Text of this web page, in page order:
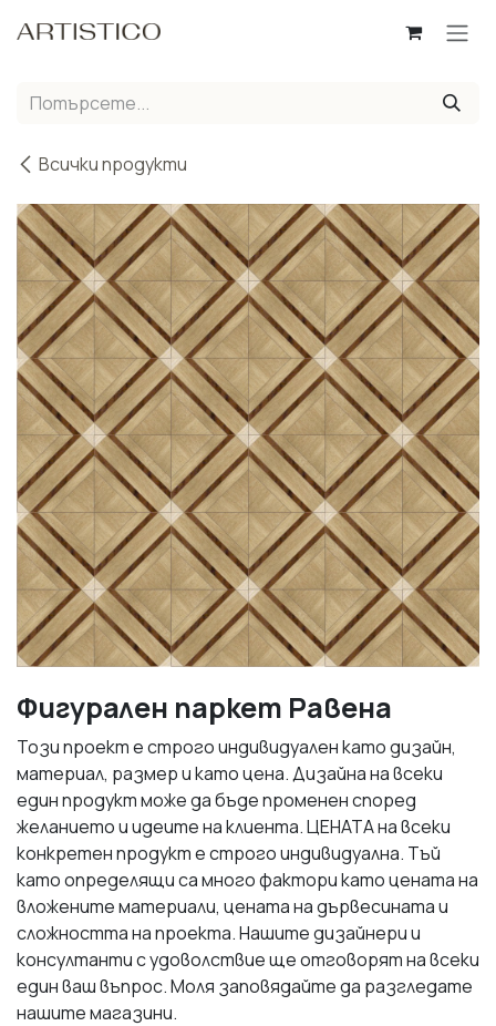
Всички продукти
Фигурален паркет Равена
Този проект е строго индивидуален като дизайн,
материал, размер и като цена. Дизайна на всеки
един продукт може да бъде променен според
желанието и идеите на клиента. ЦЕНАТА на всеки
конкретен продукт е строго индивидуална. Тъй
като определящи са много фактори като цената на
вложените материали, цената на дървесината и
сложността на проекта. Нашите дизайнери и
консултанти с удоволствие ще отговорят на всеки
един ваш въпрос. Моля заповядайте да разгледате
нашите магазини.